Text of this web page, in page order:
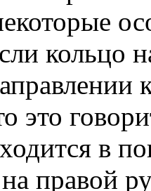
кольцо
это
в
правой